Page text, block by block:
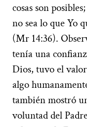
cosas son
no sea lo que Yo
(Mr 14:36).
tenía una
Dios, tuvo el
algo
también mostró
voluntad del